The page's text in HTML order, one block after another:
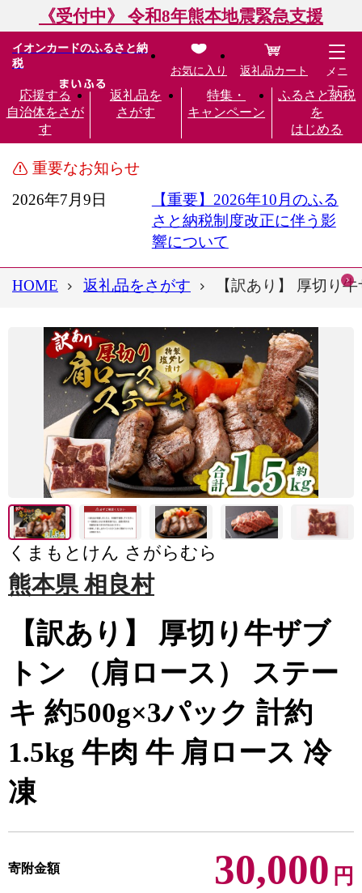
《受付中》 令和8年熊本地震緊急支援
イオンカードのふるさと納
税
応援する
自治体をさが
す
返礼品を
さがす
特集・
キャンペーン
ふるさと納税
を
はじめる
お気に入り 返礼品カート
メニ
ュー
重要なお知らせ
2026年7月9日
【重要】2026年10月のふる
さと納税制度改正に伴う影
響について
HOME 返礼品をさがす 【訳あり】 厚切り
くまもとけん さがらむら
熊本県 相良村
【訳あり】 厚切り牛ザブ
トン （肩ロース） ステー
キ 約500g×3パック 計約
1.5kg 牛肉 牛 肩ロース 冷
凍
寄附金額 30,000 円